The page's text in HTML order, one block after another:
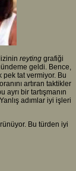
reyting grafiği
geldi. Bence,
pek tat vermiyor. Bu
artıran taktikler
ayrı bir tartışmanın
adımlar iyi işleri
Bu türden iyi